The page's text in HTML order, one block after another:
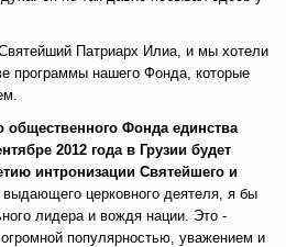
Патриарх Илиа, и мы хотели
программы нашего Фонда, которые
общественного Фонда единства
2012 года в Грузии будет
интронизации Святейшего и
выдающего церковного деятеля, я бы
лидера и вождя нации. Это -
популярностью, уважением и